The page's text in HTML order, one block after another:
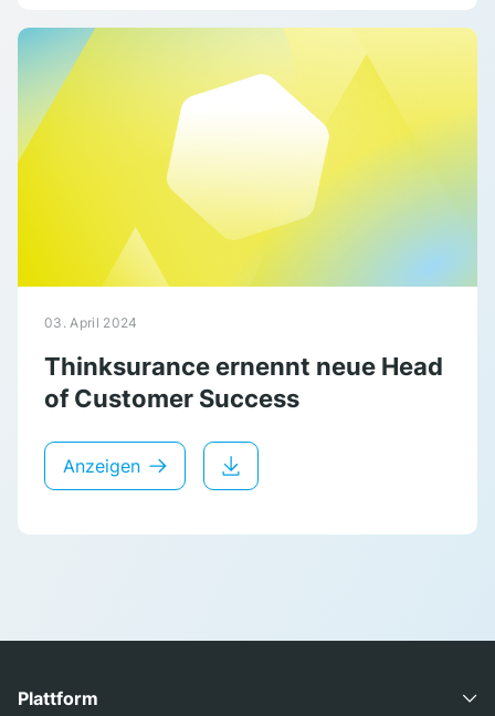
03. April 2024
Thinksurance ernennt neue Head
of Customer Success
Anzeigen
Plattform